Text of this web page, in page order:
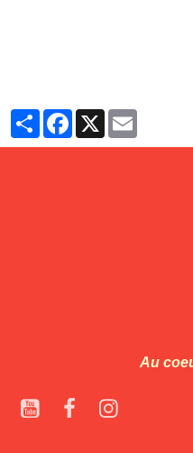
PartagerFacebook
X
Au